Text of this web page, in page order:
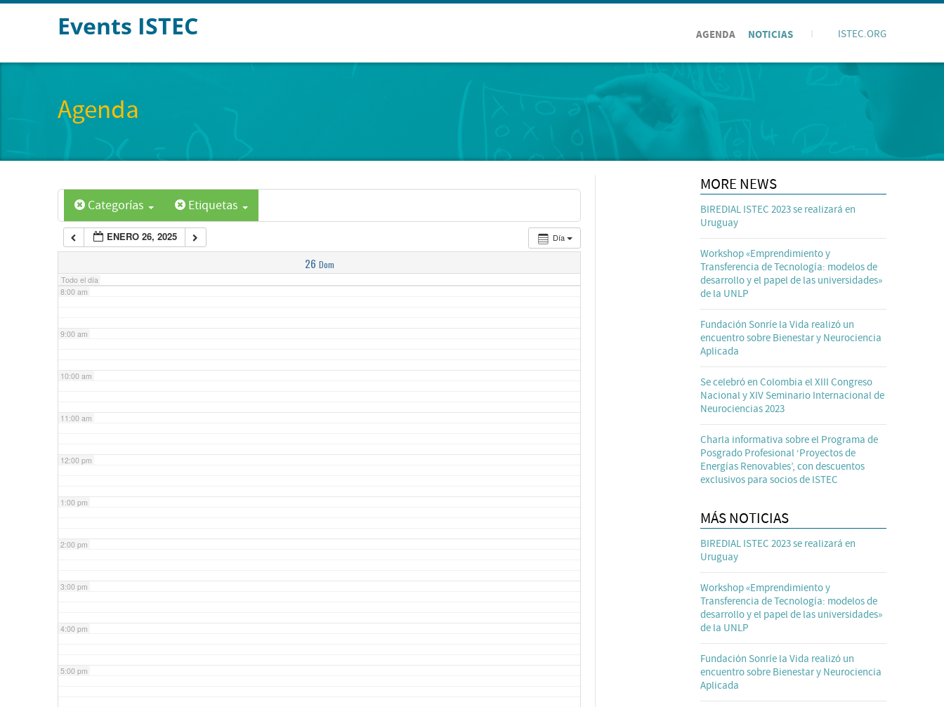
Events ISTEC AGENDA NOTICIAS ISTEC.ORG
Agenda
Categorías Etiquetas
Día
ENERO 26, 2025
26 Dom
Todo el día
4:00 am
6:00 am
7:00 am
8:00 am
9:00 am
10:00 am
11:00 am
12:00 pm
1:00 pm
2:00 pm
3:00 pm
4:00 pm
5:00 pm
MORE NEWS
BIREDIAL ISTEC 2023 se realizará en
Uruguay
Workshop «Emprendimiento y
Transferencia de Tecnología: modelos de
desarrollo y el papel de las universidades»
de la UNLP
Fundación Sonríe la Vida realizó un
encuentro sobre Bienestar y Neurociencia
Aplicada
Se celebró en Colombia el XIII Congreso
Nacional y XIV Seminario Internacional de
Neurociencias 2023
Charla informativa sobre el Programa de
Posgrado Profesional ‘Proyectos de
Energías Renovables’, con descuentos
exclusivos para socios de ISTEC
MÁS NOTICIAS
BIREDIAL ISTEC 2023 se realizará en
Uruguay
Workshop «Emprendimiento y
Transferencia de Tecnología: modelos de
desarrollo y el papel de las universidades»
de la UNLP
Fundación Sonríe la Vida realizó un
encuentro sobre Bienestar y Neurociencia
Aplicada